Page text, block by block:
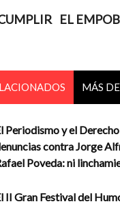
EL
MÁS
Periodismo y el
contra Jorge
Poveda: ni
II Gran Festival del